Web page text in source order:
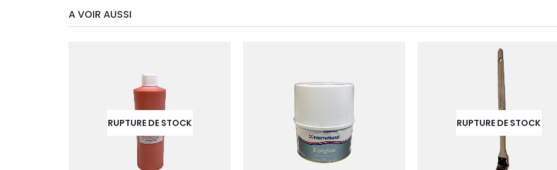
A VOIR AUSSI
RUPTURE DE STOCK RUPTURE DE STOCK